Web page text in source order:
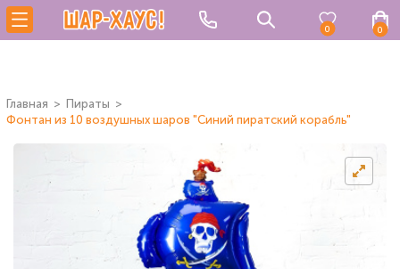
0 0
Главная
Пираты
Фонтан из 10 воздушных шаров "Синий пиратский корабль"